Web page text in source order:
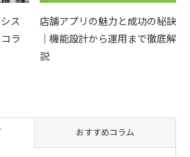
ス
ラ
店舗アプリの魅力と成功の秘訣
｜機能設計から運用まで徹底解
説
おすすめコラム